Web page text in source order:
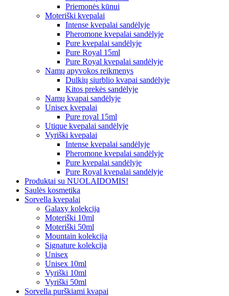
Priemonės kūnui
Moteriški kvepalai
Intense kvepalai sandėlyje
Pheromone kvepalai sandėlyje
Pure kvepalai sandėlyje
Pure Royal 15ml
Pure Royal kvepalai sandėlyje
Namų apyvokos reikmenys
Dulkių siurblio kvapai sandėlyje
Kitos prekės sandėlyje
Namų kvapai sandėlyje
Unisex kvepalai
Pure royal 15ml
Utique kvepalai sandėlyje
Vyriški kvepalai
Intense kvepalai sandėlyje
Pheromone kvepalai sandėlyje
Pure kvepalai sandėlyje
Pure Royal kvepalai sandėlyje
Produktai su NUOLAIDOMIS!
Saulės kosmetika
Sorvella kvepalai
Galaxy kolekcija
Moteriški 10ml
Moteriški 50ml
Mountain kolekcija
Signature kolekcija
Unisex
Unisex 10ml
Vyriški 10ml
Vyriški 50ml
Sorvella purškiami kvapai